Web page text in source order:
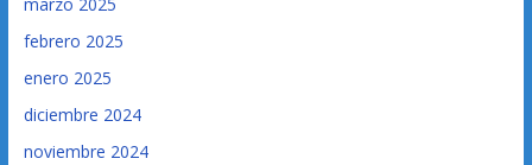
febrero 2025
enero 2025
diciembre 2024
noviembre 2024